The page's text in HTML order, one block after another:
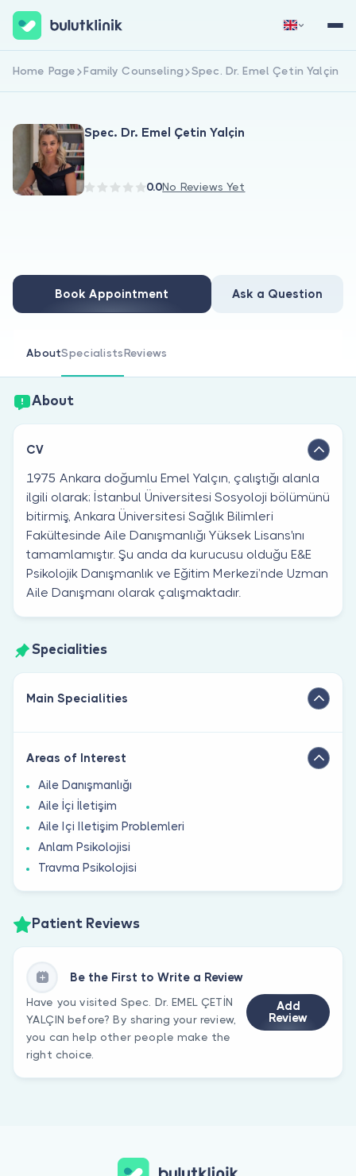
For Doctors
Are you a doctor?
Sign Up Now Sign In
Home Page Family Counseling Spec. Dr. Emel Çetin Yalçin
Spec. Dr. Emel Çetin Yalçin
0.0No Reviews Yet
Book Appointment Ask a Question
AboutSpecialistsReviews
About
CV
1975 Ankara doğumlu Emel Yalçın, çalıştığı alanla
ilgili olarak; İstanbul Üniversitesi Sosyoloji bölümünü
bitirmiş, Ankara Üniversitesi Sağlık Bilimleri
Fakültesinde Aile Danışmanlığı Yüksek Lisans'ını
tamamlamıştır. Şu anda da kurucusu olduğu E&E
Psikolojik Danışmanlık ve Eğitim Merkezi’nde Uzman
Aile Danışmanı olarak çalışmaktadır.
Specialities
Main Specialities
Areas of Interest
Aile Danışmanlığı
Aile İçi İletişim
Aile Içi Iletişim Problemleri
Anlam Psikolojisi
Travma Psikolojisi
Patient Reviews
Be the First to Write a Review
Have you visited Spec. Dr. EMEL ÇETİN
YALÇIN before? By sharing your review,
you can help other people make the
right choice.
Add
Review